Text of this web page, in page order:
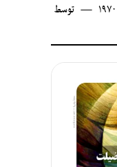
توسط